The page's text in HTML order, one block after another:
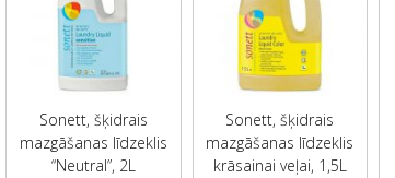
Sonett, šķidrais
mazgāšanas līdzeklis
“Neutral”, 2L
Sonett, šķidrais
mazgāšanas līdzeklis
krāsainai veļai, 1,5L